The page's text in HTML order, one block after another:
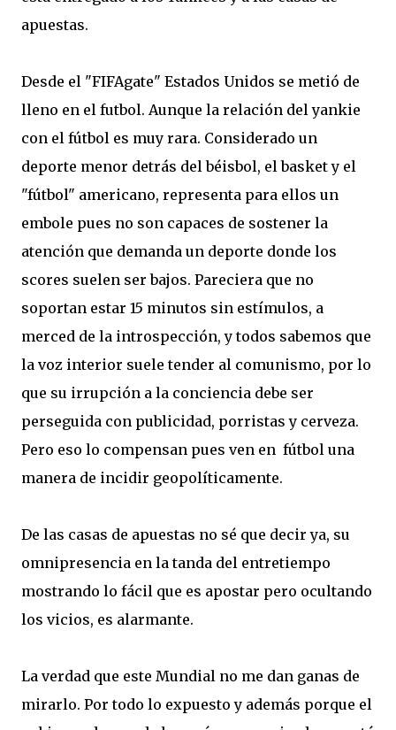
apuestas.
Desde el "FIFAgate" Estados Unidos se metió de
lleno en el futbol. Aunque la relación del yankie
con el fútbol es muy rara. Considerado un
deporte menor detrás del béisbol, el basket y el
"fútbol" americano, representa para ellos un
embole pues no son capaces de sostener la
atención que demanda un deporte donde los
scores suelen ser bajos. Pareciera que no
soportan estar 15 minutos sin estímulos, a
merced de la introspección, y todos sabemos que
la voz interior suele tender al comunismo, por lo
que su irrupción a la conciencia debe ser
perseguida con publicidad, porristas y cerveza.
Pero eso lo compensan pues ven en fútbol una
manera de incidir geopolíticamente.
De las casas de apuestas no sé que decir ya, su
omnipresencia en la tanda del entretiempo
mostrando lo fácil que es apostar pero ocultando
los vicios, es alarmante.
La verdad que este Mundial no me dan ganas de
mirarlo. Por todo lo expuesto y además porque el